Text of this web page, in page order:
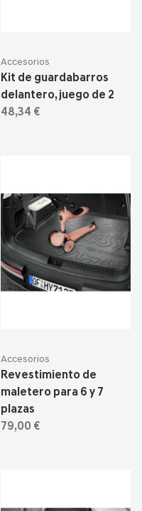
Accesorios
Kit de guardabarros
delantero, juego de 2
48,34 €
Accesorios
Revestimiento de
maletero para 6 y 7
plazas
79,00 €